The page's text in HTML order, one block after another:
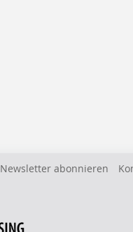
Newsletter abonnieren